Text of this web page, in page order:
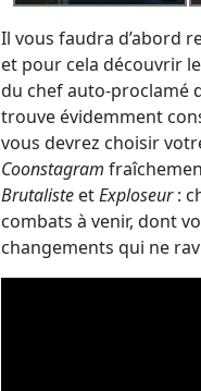
Il vous faudra d’abord
et pour cela découvrir
du chef auto-proclamé
trouve évidemment
vous devrez choisir
Coonstagram
Brutaliste etExploseur:
combats à venir, dont
changements qui ne